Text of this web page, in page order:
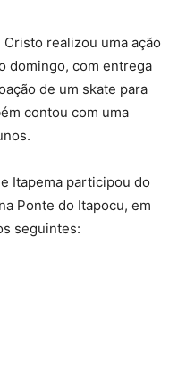
realizou uma ação
domingo, com entrega
de um skate para
contou com uma
Itapema participou do
Ponte do Itapocu, em
seguintes: